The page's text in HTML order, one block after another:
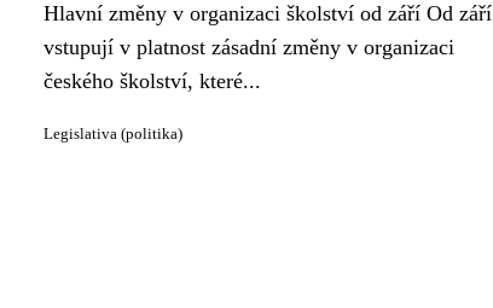
Hlavní změny v organizaci školství od září Od září
vstupují v platnost zásadní změny v organizaci
českého školství, které...
Legislativa (politika)